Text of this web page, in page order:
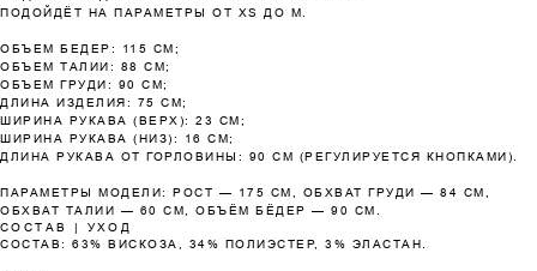
ПОДОЙДЁТ НА ПАРАМЕТРЫ ОТ XS ДО M.
ОБЪЕМ БЕДЕР: 115 СМ;
ОБЪЕМ ТАЛИИ: 88 СМ;
ОБЪЕМ ГРУДИ: 90 СМ;
ДЛИНА ИЗДЕЛИЯ: 75 СМ;
ШИРИНА РУКАВА (ВЕРХ): 23 СМ;
ШИРИНА РУКАВА (НИЗ): 16 СМ;
ДЛИНА РУКАВА ОТ ГОРЛОВИНЫ: 90 СМ (РЕГУЛИРУЕТСЯ КНОПКАМИ).
ПАРАМЕТРЫ МОДЕЛИ: РОСТ — 175 СМ, ОБХВАТ ГРУДИ — 84 СМ,
ОБХВАТ ТАЛИИ — 60 СМ, ОБЪЁМ БЁДЕР — 90 СМ.
СОСТАВ | УХОД
СОСТАВ: 63% ВИСКОЗА, 34% ПОЛИЭСТЕР, 3% ЭЛАСТАН.
картой любого банка, остальное — тремя
платежами раз в две недели.
Оплата
сегодня
Через 2
недели
25%
Без комиссий и переплат